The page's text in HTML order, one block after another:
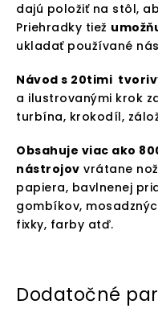
dajú položiť na stôl,
Priehradky tiež
ukladať používané
Návod s 20timi
a ilustrovanými krok
turbína, krokodíl,
Obsahuje viac ako
nástrojov vrátane
papiera, bavlnenej
gombíkov,
fixky, farby atď.
Dodatočné